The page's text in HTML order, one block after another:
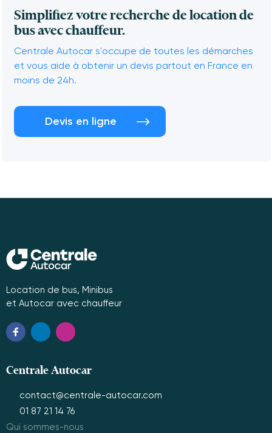
Simplifiez votre recherche de location de
bus avec chauffeur.
Centrale Autocar s'occupe de toutes les démarches
et vous aide à obtenir un devis partout en France en
moins de 24h.
Devis en ligne
Location de bus, Minibus
et Autocar avec chauffeur
Centrale Autocar
contact@centrale-autocar.com
01 87 21 14 76
Qui sommes-nous